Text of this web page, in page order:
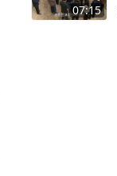
07:15